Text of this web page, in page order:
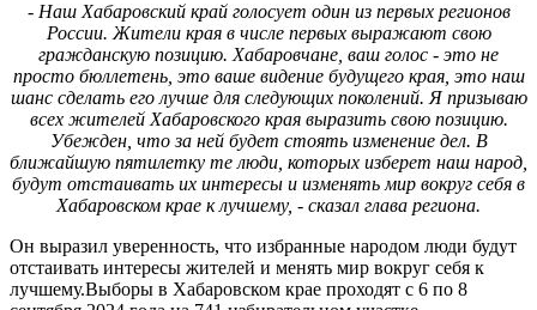
- Наш Хабаровский край голосует один из первых регионов
России. Жители края в числе первых выражают свою
гражданскую позицию. Хабаровчане, ваш голос - это не
просто бюллетень, это ваше видение будущего края, это наш
шанс сделать его лучше для следующих поколений. Я призываю
всех жителей Хабаровского края выразить свою позицию.
Убежден, что за ней будет стоять изменение дел. В
ближайшую пятилетку те люди, которых изберет наш народ,
будут отстаивать их интересы и изменять мир вокруг себя в
Хабаровском крае к лучшему, - сказал глава региона.
Он выразил уверенность, что избранные народом люди будут
отстаивать интересы жителей и менять мир вокруг себя к
лучшему.Выборы в Хабаровском крае проходят с 6 по 8